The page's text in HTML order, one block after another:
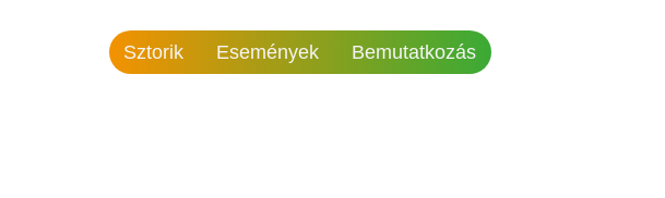
Sztorik Események Bemutatkozás